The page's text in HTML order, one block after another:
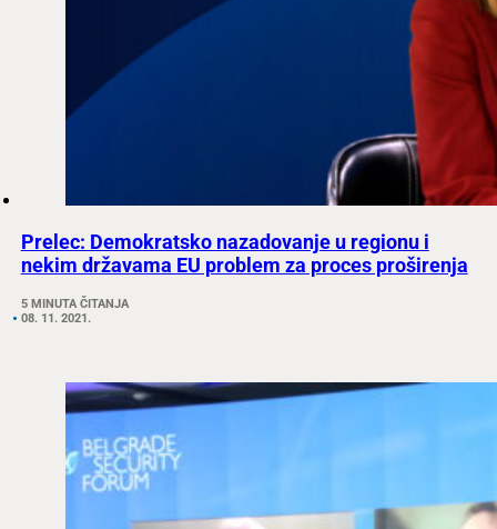
Prelec: Demokratsko nazadovanje u regionu i
nekim državama EU problem za proces proširenja
5 MINUTA ČITANJA
08. 11. 2021.